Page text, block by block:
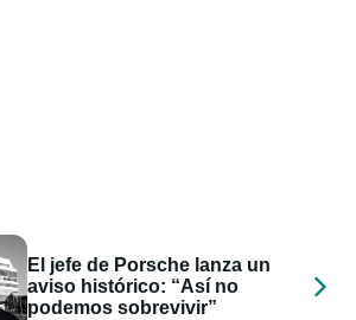
El jefe de Porsche lanza un
aviso histórico: “Así no
podemos sobrevivir”